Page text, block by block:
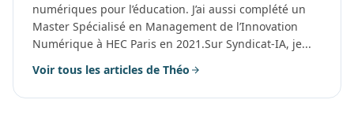
numériques pour l’éducation. J’ai aussi complété un
Master Spécialisé en Management de l’Innovation
Numérique à HEC Paris en 2021.Sur Syndicat-IA, je...
Voir tous les articles de Théo